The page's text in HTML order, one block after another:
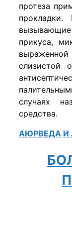
протеза
прокладки.
прикуса,
слизистой
случаях
средства.
АЮРВЕДА И